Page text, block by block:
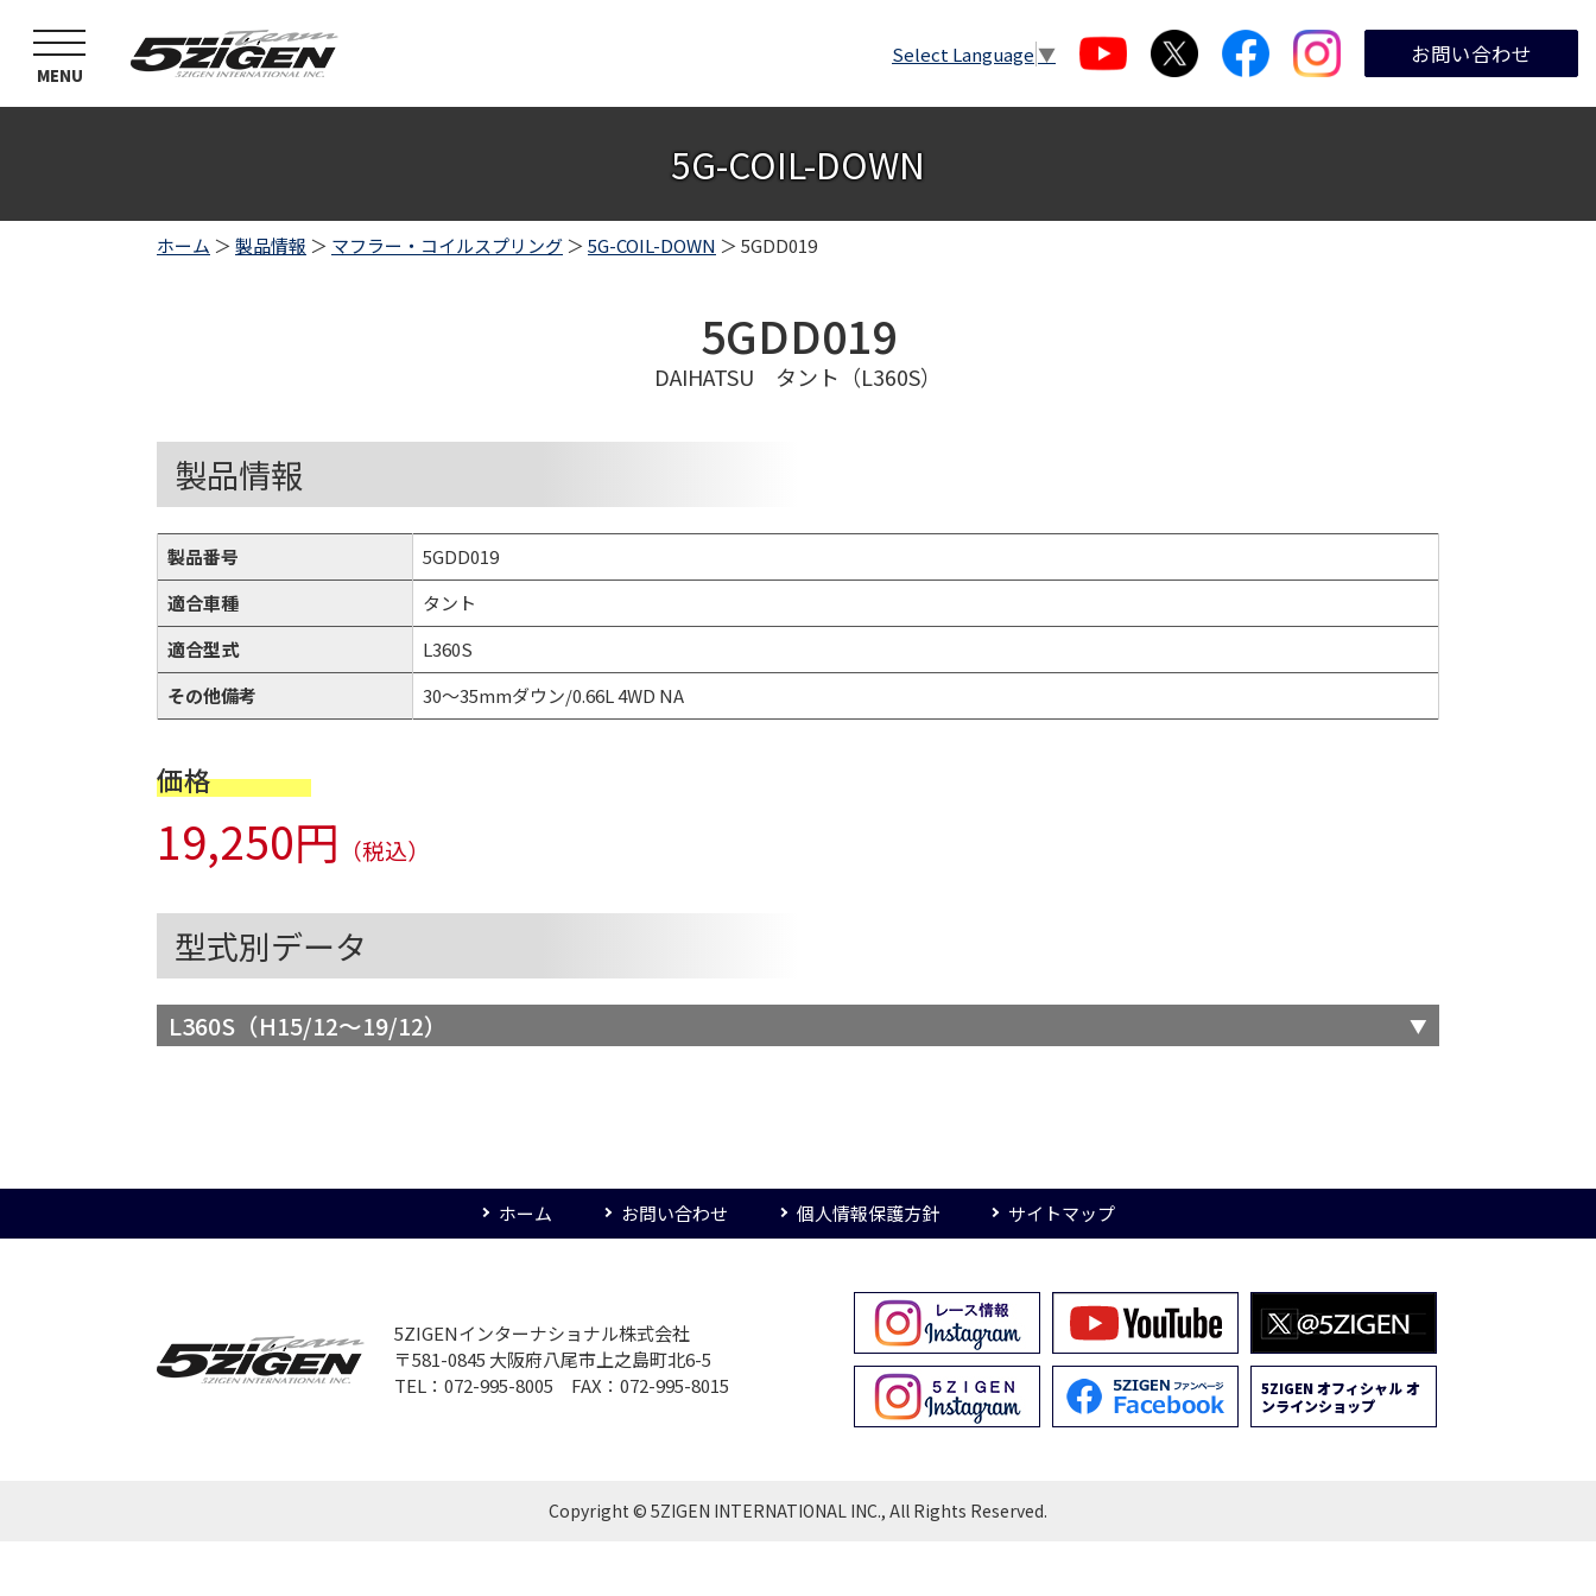
toggle
navigation
MENU
Select Language ▼ お問い合わせ
5G-COIL-DOWN
ホーム ＞製品情報 ＞ マフラー・コイルスプリング ＞5G-COIL-DOWN ＞ 5GDD019
5GDD019
DAIHATSU タント（L360S）
製品情報
製品番号
5GDD019
適合車種
タント
適合型式
L360S
その他備考
30～35mmダウン/0.66L 4WD NA
価格
19,250円 （税込）
型式別データ
L360S（H15/12～19/12）
ホーム お問い合わせ 個人情報保護方針 サイトマップ
5ZIGENインターナショナル株式会社
〒581-0845 大阪府八尾市上之島町北6-5
TEL：072-995-8005 FAX：072-995-8015
5ZIGEN オフィシャル オ
ンラインショップ
Copyright © 5ZIGEN INTERNATIONAL INC., All Rights Reserved.